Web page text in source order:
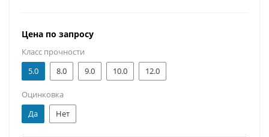
Цена по запросу
Класс прочности
5.0
8.0 9.0 10.0 12.0
Оцинковка
Да
Нет